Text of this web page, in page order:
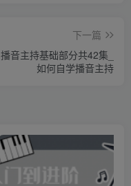
下一篇
播音主持基础部分共42集_
如何自学播音主持